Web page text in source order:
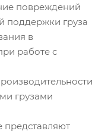
повреждений
поддержки груза
в
работе с
грузами
представляют